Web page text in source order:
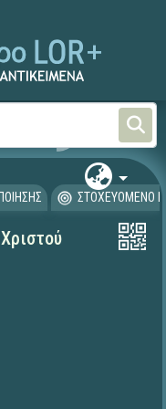
Καινή
ΣΤΟΧΕΥΟΜΕΝΟ